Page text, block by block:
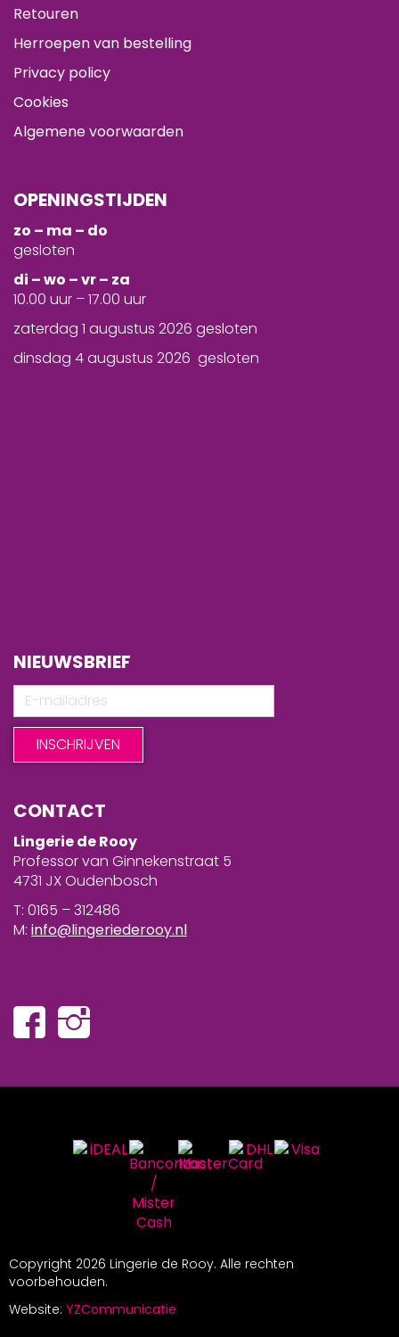
Retouren
Herroepen van bestelling
Privacy policy
Cookies
Algemene voorwaarden
OPENINGSTIJDEN
zo – ma – do
gesloten
di – wo – vr – za
10.00 uur – 17.00 uur
zaterdag 1 augustus 2026 gesloten
dinsdag 4 augustus 2026 gesloten
NIEUWSBRIEF
CONTACT
Lingerie de Rooy
Professor van Ginnekenstraat 5
4731 JX Oudenbosch
T: 0165 – 312486
M: info@lingeriederooy.nl
Copyright 2026 Lingerie de Rooy. Alle rechten
voorbehouden.
Website: YZCommunicatie